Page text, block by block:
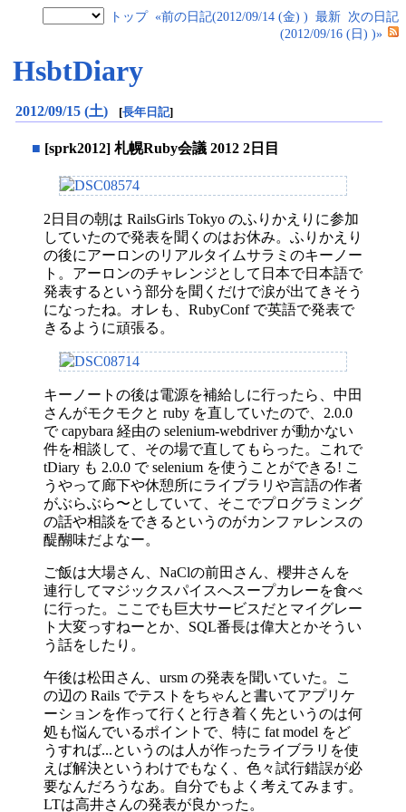
トップ «前の日記(2012/09/14 (金) ) 最新 次の日記
(2012/09/16 (日) )»
HsbtDiary
2012/09/15 (土) [長年日記]
■ [sprk2012] 札幌Ruby会議 2012 2日目
2日目の朝は RailsGirls Tokyo のふりかえりに参加
していたので発表を聞くのはお休み。ふりかえり
の後にアーロンのリアルタイムサラミのキーノー
ト。アーロンのチャレンジとして日本で日本語で
発表するという部分を聞くだけで涙が出てきそう
になったね。オレも、RubyConf で英語で発表で
きるように頑張る。
キーノートの後は電源を補給しに行ったら、中田
さんがモクモクと ruby を直していたので、2.0.0
で capybara 経由の selenium-webdriver が動かない
件を相談して、その場で直してもらった。これで
tDiary も 2.0.0 で selenium を使うことができる! こ
うやって廊下や休憩所にライブラリや言語の作者
がぶらぶら〜としていて、そこでプログラミング
の話や相談をできるというのがカンファレンスの
醍醐味だよなー。
ご飯は大場さん、NaClの前田さん、櫻井さんを
連行してマジックスパイスへスープカレーを食べ
に行った。ここでも巨大サービスだとマイグレー
ト大変っすねーとか、SQL番長は偉大とかそうい
う話をしたり。
午後は松田さん、ursm の発表を聞いていた。こ
の辺の Rails でテストをちゃんと書いてアプリケ
ーションを作って行くと行き着く先というのは何
処も悩んでいるポイントで、特に fat model をど
うすれば...というのは人が作ったライブラリを使
えば解決というわけでもなく、色々試行錯誤が必
要なんだろうなあ。自分でもよく考えてみます。
LTは高井さんの発表が良かった。